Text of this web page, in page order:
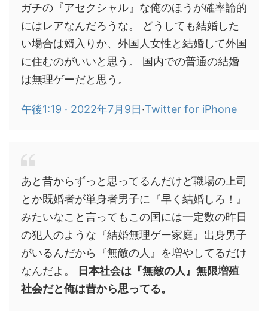
ガチの『アセクシャル』な俺のほうが確率論的
にはレアなんだろうな。 どうしても結婚した
い場合は婿入りか、外国人女性と結婚して外国
に住むのがいいと思う。 国内での普通の結婚
は無理ゲーだと思う。
午後1:19 · 2022年7月9日·Twitter for iPhone
あと昔からずっと思ってるんだけど職場の上司
とか既婚者が単身者男子に『早く結婚しろ！』
みたいなこと言ってもこの国には一定数の昨日
の犯人のような『結婚無理ゲー家庭』出身男子
がいるんだから『無敵の人』を増やしてるだけ
なんだよ。
日本社会は『無敵の人』無限増殖
社会だと俺は昔から思ってる。